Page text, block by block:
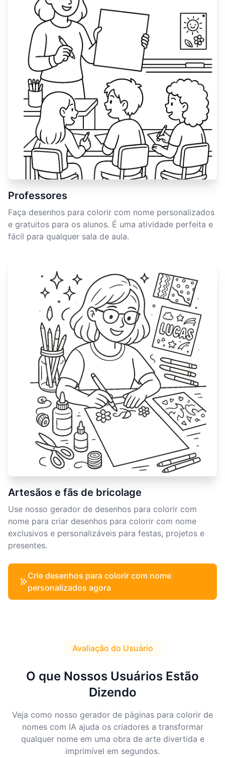
Professores
Faça desenhos para colorir com nome personalizados
e gratuitos para os alunos. É uma atividade perfeita e
fácil para qualquer sala de aula.
Artesãos e fãs de bricolage
Use nosso gerador de desenhos para colorir com
nome para criar desenhos para colorir com nome
exclusivos e personalizáveis para festas, projetos e
presentes.
Crie desenhos para colorir com nome
personalizados agora
Avaliação do Usuário
O que Nossos Usuários Estão
Dizendo
Veja como nosso gerador de páginas para colorir de
nomes com IA ajuda os criadores a transformar
qualquer nome em uma obra de arte divertida e
imprimível em segundos.